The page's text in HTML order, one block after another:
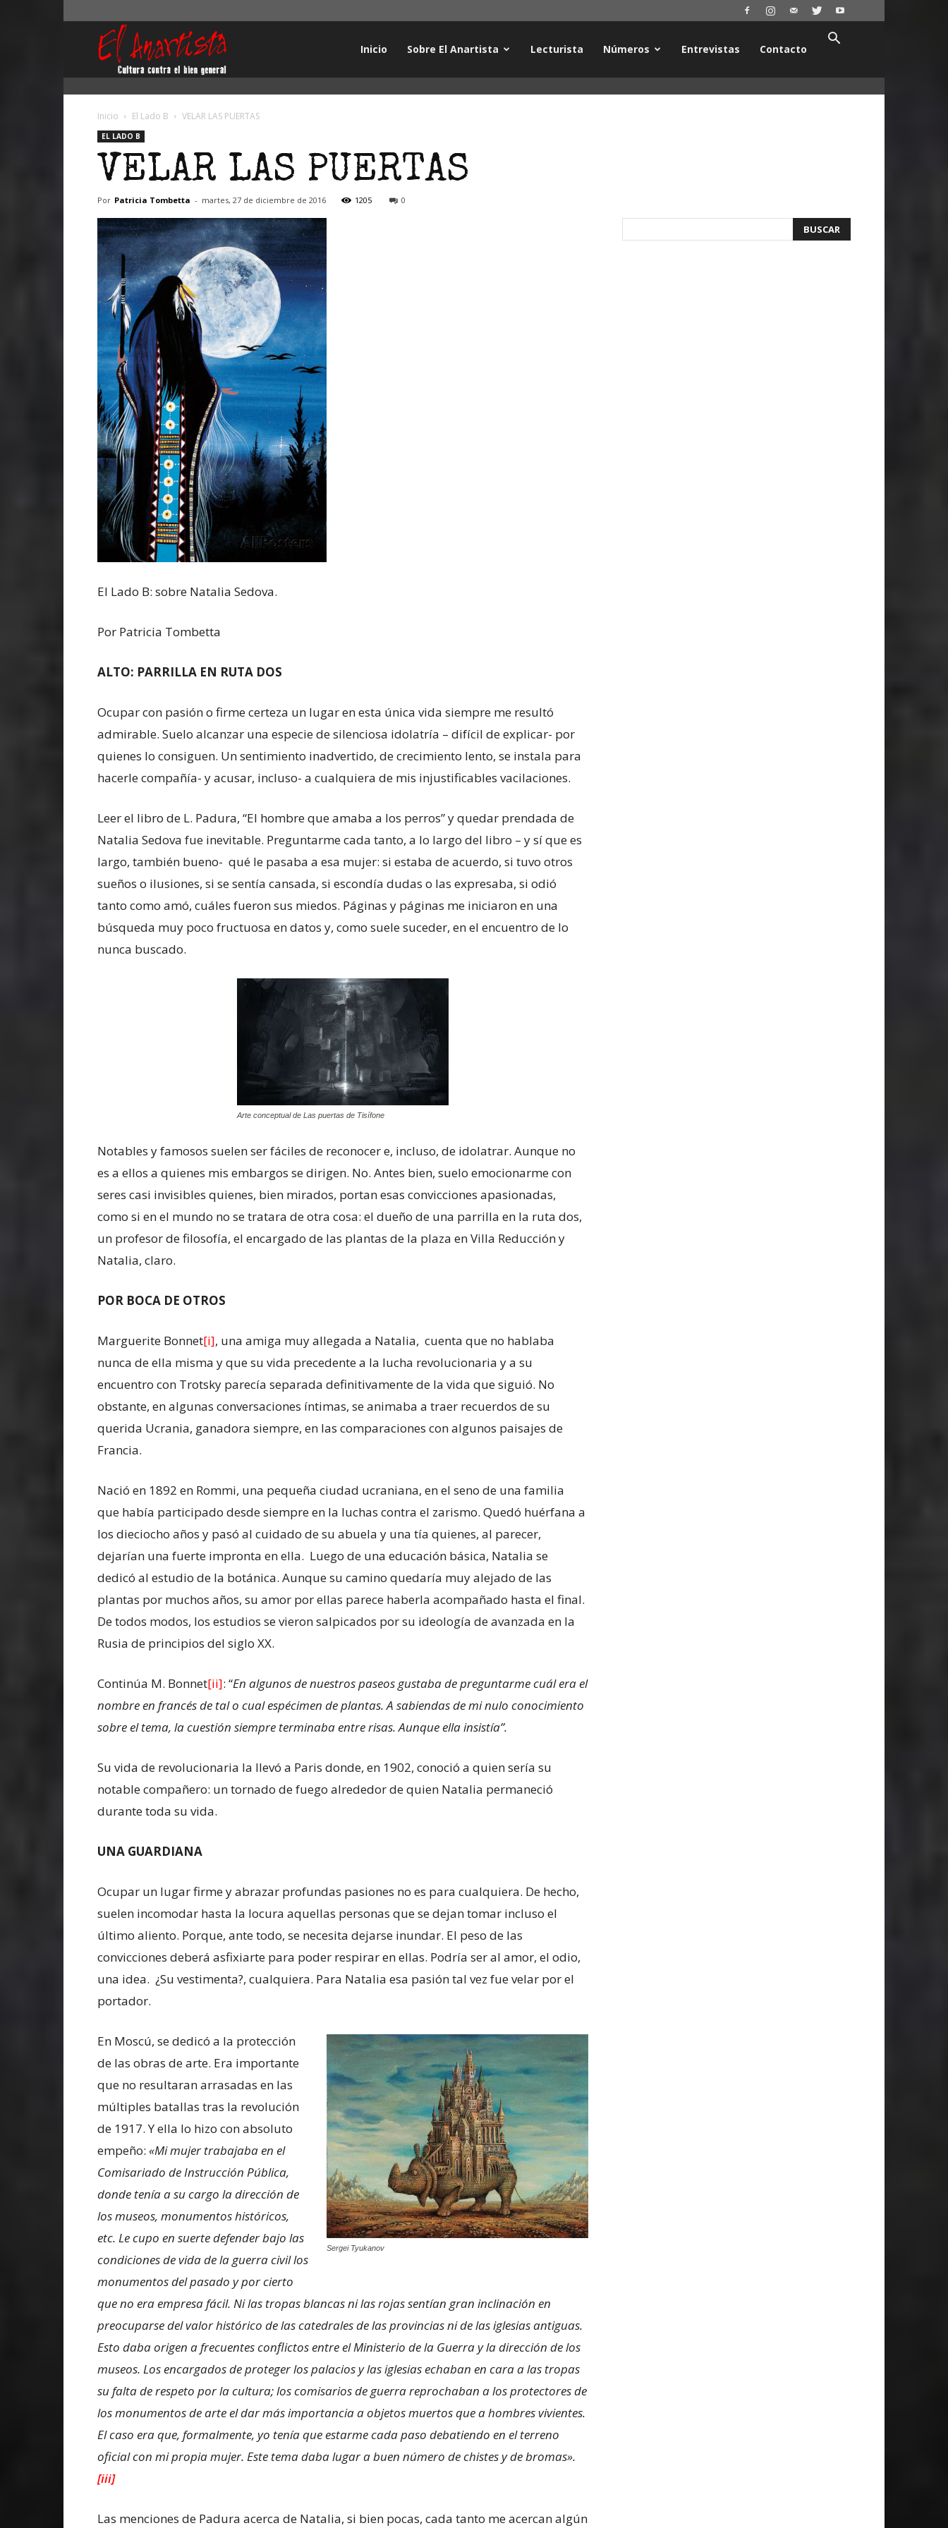
Inicio Sobre El Anartista Lecturista Números Entrevistas Contacto
Inicio El Lado B VELAR LAS PUERTAS
EL LADO B
VELAR LAS PUERTAS
Por Patricia Tombetta - martes, 27 de diciembre de 2016 1205 0
El Lado B: sobre Natalia Sedova.
Por Patricia Tombetta
ALTO: PARRILLA EN RUTA DOS
Ocupar con pasión o firme certeza un lugar en esta única vida siempre me resultó
admirable. Suelo alcanzar una especie de silenciosa idolatría – difícil de explicar- por
quienes lo consiguen. Un sentimiento inadvertido, de crecimiento lento, se instala para
hacerle compañía- y acusar, incluso- a cualquiera de mis injustificables vacilaciones.
Leer el libro de L. Padura, “El hombre que amaba a los perros” y quedar prendada de
Natalia Sedova fue inevitable. Preguntarme cada tanto, a lo largo del libro – y sí que es
largo, también bueno- qué le pasaba a esa mujer: si estaba de acuerdo, si tuvo otros
sueños o ilusiones, si se sentía cansada, si escondía dudas o las expresaba, si odió
tanto como amó, cuáles fueron sus miedos. Páginas y páginas me iniciaron en una
búsqueda muy poco fructuosa en datos y, como suele suceder, en el encuentro de lo
nunca buscado.
Arte conceptual de Las puertas de Tisífone
Notables y famosos suelen ser fáciles de reconocer e, incluso, de idolatrar. Aunque no
es a ellos a quienes mis embargos se dirigen. No. Antes bien, suelo emocionarme con
seres casi invisibles quienes, bien mirados, portan esas convicciones apasionadas,
como si en el mundo no se tratara de otra cosa: el dueño de una parrilla en la ruta dos,
un profesor de filosofía, el encargado de las plantas de la plaza en Villa Reducción y
Natalia, claro.
POR BOCA DE OTROS
Marguerite Bonnet[i], una amiga muy allegada a Natalia, cuenta que no hablaba
nunca de ella misma y que su vida precedente a la lucha revolucionaria y a su
encuentro con Trotsky parecía separada definitivamente de la vida que siguió. No
obstante, en algunas conversaciones íntimas, se animaba a traer recuerdos de su
querida Ucrania, ganadora siempre, en las comparaciones con algunos paisajes de
Francia.
Nació en 1892 en Rommi, una pequeña ciudad ucraniana, en el seno de una familia
que había participado desde siempre en la luchas contra el zarismo. Quedó huérfana a
los dieciocho años y pasó al cuidado de su abuela y una tía quienes, al parecer,
dejarían una fuerte impronta en ella. Luego de una educación básica, Natalia se
dedicó al estudio de la botánica. Aunque su camino quedaría muy alejado de las
plantas por muchos años, su amor por ellas parece haberla acompañado hasta el final.
De todos modos, los estudios se vieron salpicados por su ideología de avanzada en la
Rusia de principios del siglo XX.
Continúa M. Bonnet[ii]: “En algunos de nuestros paseos gustaba de preguntarme cuál era el
nombre en francés de tal o cual espécimen de plantas. A sabiendas de mi nulo conocimiento
sobre el tema, la cuestión siempre terminaba entre risas. Aunque ella insistía”.
Su vida de revolucionaria la llevó a Paris donde, en 1902, conoció a quien sería su
notable compañero: un tornado de fuego alrededor de quien Natalia permaneció
durante toda su vida.
UNA GUARDIANA
Ocupar un lugar firme y abrazar profundas pasiones no es para cualquiera. De hecho,
suelen incomodar hasta la locura aquellas personas que se dejan tomar incluso el
último aliento. Porque, ante todo, se necesita dejarse inundar. El peso de las
convicciones deberá asfixiarte para poder respirar en ellas. Podría ser al amor, el odio,
una idea. ¿Su vestimenta?, cualquiera. Para Natalia esa pasión tal vez fue velar por el
portador.
Sergei Tyukanov
En Moscú, se dedicó a la protección
de las obras de arte. Era importante
que no resultaran arrasadas en las
múltiples batallas tras la revolución
de 1917. Y ella lo hizo con absoluto
empeño: «Mi mujer trabajaba en el
Comisariado de Instrucción Pública,
donde tenía a su cargo la dirección de
los museos, monumentos históricos,
etc. Le cupo en suerte defender bajo las
condiciones de vida de la guerra civil los
monumentos del pasado y por cierto
que no era empresa fácil. Ni las tropas blancas ni las rojas sentían gran inclinación en
preocuparse del valor histórico de las catedrales de las provincias ni de las iglesias antiguas.
Esto daba origen a frecuentes conflictos entre el Ministerio de la Guerra y la dirección de los
museos. Los encargados de proteger los palacios y las iglesias echaban en cara a las tropas
su falta de respeto por la cultura; los comisarios de guerra reprochaban a los protectores de
los monumentos de arte el dar más importancia a objetos muertos que a hombres vivientes.
El caso era que, formalmente, yo tenía que estarme cada paso debatiendo en el terreno
oficial con mi propia mujer. Este tema daba lugar a buen número de chistes y de bromas».
[iii]
Las menciones de Padura acerca de Natalia, si bien pocas, cada tanto me acercan algún